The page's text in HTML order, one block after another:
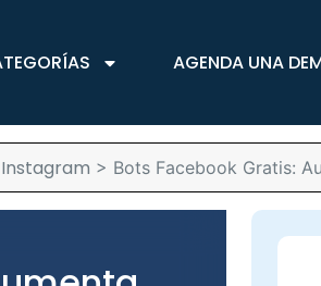
AGENDA UNA
> Bots Facebook Gratis: